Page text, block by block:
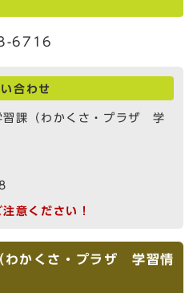
6716
合わせ
習課（わかくさ・プラザ 学
意ください！
わかくさ・プラザ 学習情